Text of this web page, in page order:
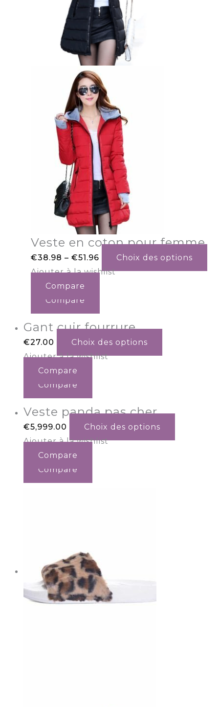
Veste en coton pour femme
€38.98 – €51.96
Choix des options
Ajouter à la wishlist
Compare
Compare
Gant cuir fourrure
€27.00
Choix des options
Ajouter à la wishlist
Compare
Compare
Veste panda pas cher
€5,999.00
Choix des options
Ajouter à la wishlist
Compare
Compare